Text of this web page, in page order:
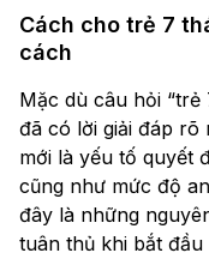
Cách cho trẻ 7
cách
Mặc dù câu hỏi
đã có lời giải đáp rõ
mới là yếu tố quyết
cũng như mức độ
đây là những
tuân thủ khi bắt